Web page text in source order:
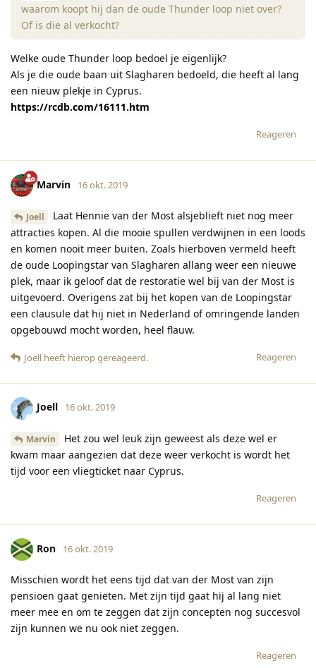
waarom koopt hij dan de oude Thunder loop niet over?
Of is die al verkocht?
Welke oude Thunder loop bedoel je eigenlijk?
Als je die oude baan uit Slagharen bedoeld, die heeft al lang
een nieuw plekje in Cyprus.
https://rcdb.com/16111.htm
Reageren
Marvin 16 okt. 2019
Joell
Laat Hennie van der Most alsjeblieft niet nog meer
attracties kopen. Al die mooie spullen verdwijnen in een loods
en komen nooit meer buiten. Zoals hierboven vermeld heeft
de oude Loopingstar van Slagharen allang weer een nieuwe
plek, maar ik geloof dat de restoratie wel bij van der Most is
uitgevoerd. Overigens zat bij het kopen van de Loopingstar
een clausule dat hij niet in Nederland of omringende landen
opgebouwd mocht worden, heel flauw.
Reageren
Joell heeft hierop gereageerd.
Joell 16 okt. 2019
Marvin
Het zou wel leuk zijn geweest als deze wel er
kwam maar aangezien dat deze weer verkocht is wordt het
tijd voor een vliegticket naar Cyprus.
Reageren
Ron 16 okt. 2019
Misschien wordt het eens tijd dat van der Most van zijn
pensioen gaat genieten. Met zijn tijd gaat hij al lang niet
meer mee en om te zeggen dat zijn concepten nog succesvol
zijn kunnen we nu ook niet zeggen.
Reageren